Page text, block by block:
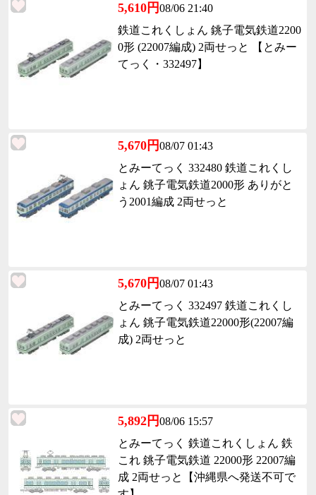
5,610円08/06 21:40
鉄道これくしょん 銚子電気鉄道2200
0形 (22007編成) 2両せっと 【とみー
てっく・332497】
5,670円08/07 01:43
とみーてっく 332480 鉄道これくし
ょん 銚子電気鉄道2000形 ありがと
う2001編成 2両せっと
5,670円08/07 01:43
とみーてっく 332497 鉄道これくし
ょん 銚子電気鉄道22000形(22007編
成) 2両せっと
5,892円08/06 15:57
とみーてっく 鉄道これくしょん 鉄
これ 銚子電気鉄道 22000形 22007編
成 2両せっと【沖縄県へ発送不可で